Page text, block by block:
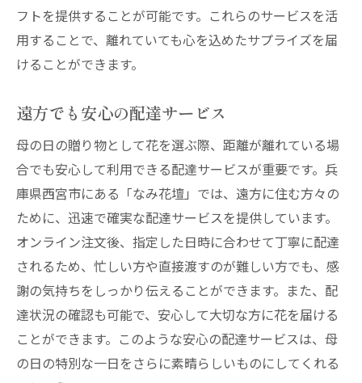
フトを提供することが可能です。これらのサービスを活
用することで、離れていても心を込めたサプライズを届
けることができます。
遠方でも安心の配達サービス
母の日の贈り物として花を選ぶ際、距離が離れている場
合でも安心して利用できる配達サービスが重要です。兵
庫県西宮市にある「なみ花壇」では、遠方に住む方々の
ために、迅速で確実な配達サービスを提供しています。
オンライン注文後、指定した日時に合わせて丁寧に配達
されるため、忙しい方や直接渡すのが難しい方でも、感
謝の気持ちをしっかり伝えることができます。また、配
達状況の確認も可能で、安心して大切な方に花を届ける
ことができます。このような安心の配達サービスは、母
の日の特別な一日をさらに素晴らしいものにしてくれる